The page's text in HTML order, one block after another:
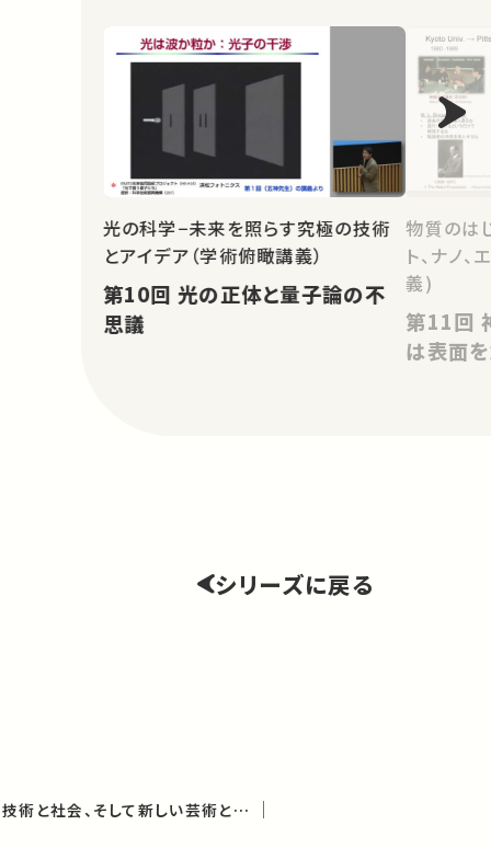
光の科学−未来を照らす究極の技術
とアイデア（学術俯瞰講義）
第10回 光の正体と量子論の不
思議
物質のは
ト、ナノ
義)
第11回 神は固体を創造し、悪魔
は表面
シリーズに戻る
情報が世界を変える－技術と社会、そして新しい芸術とは（学術俯瞰講義）